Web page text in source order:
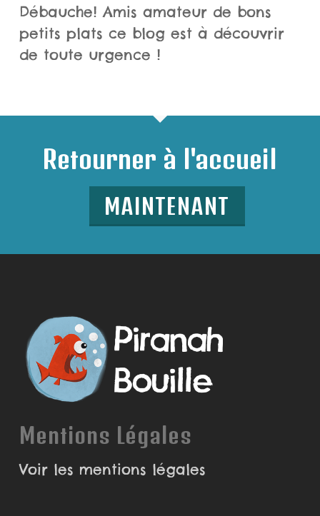
Débauche! Amis amateur de bons
petits plats ce blog est à découvrir
de toute urgence !
Retourner à l'accueil
MAINTENANT
Mentions Légales
Voir les mentions légales